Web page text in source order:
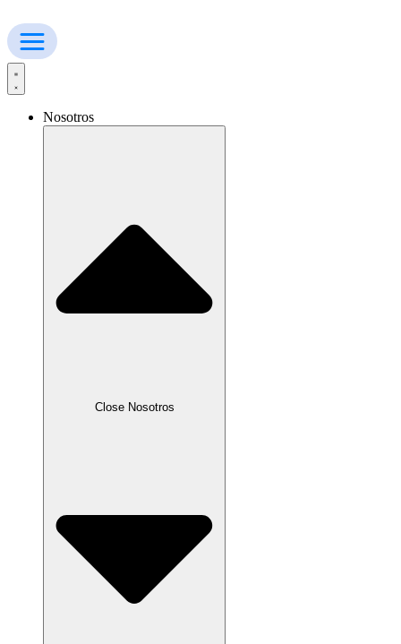
al
contenido
Nosotros
Close Nosotros